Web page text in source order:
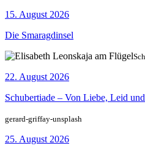
15. August 2026
Die Smaragdinsel
22. August 2026
Schubertiade – Von Liebe, Leid
gerard-griffay-unsplash
25. August 2026